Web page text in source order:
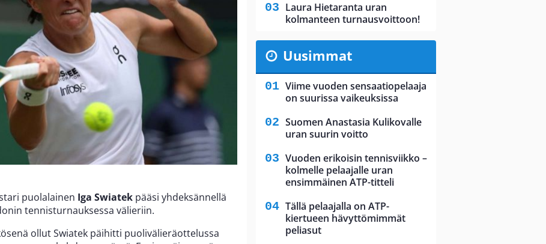
puolalainen Iga Swiatek pääsi yhdeksännellä
tennisturnauksessa välieriin.
ollut Swiatek päihitti puolivälieräottelussa
Laura Hietaranta uran
kolmanteen turnausvoittoon!
Uusimmat
Viime vuoden sensaatiopelaaja
on suurissa vaikeuksissa
Suomen Anastasia Kulikovalle
uran suurin voitto
Vuoden erikoisin tennisviikko –
kolmelle pelaajalle uran
ensimmäinen ATP-titteli
Tällä pelaajalla on ATP-
kiertueen hävyttömimmät
peliasut